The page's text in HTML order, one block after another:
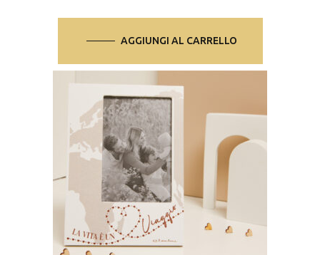
AGGIUNGI AL CARRELLO